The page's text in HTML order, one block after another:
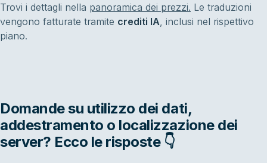
Trovi i dettagli nella panoramica dei prezzi. Le traduzioni
vengono fatturate tramite crediti IA , inclusi nel rispettivo
piano.
Domande su utilizzo dei dati,
addestramento o localizzazione dei
server? Ecco le risposte 👇